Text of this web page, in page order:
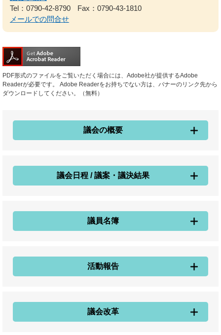
Tel：0790-42-8790
Fax：0790-43-1810
メールでの問合せ
PDF形式のファイルをご覧いただく場合には、Adobe社が提供するAdobe
Readerが必要です。
Adobe Readerをお持ちでない方は、バナーのリンク先から
ダウンロードしてください。（無料）
議会の概要
議会日程 / 議案・議決結果
議員名簿
活動報告
議会改革